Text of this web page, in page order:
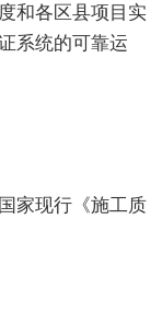
和各区县项目实
系统的可靠运
家现行《施工质